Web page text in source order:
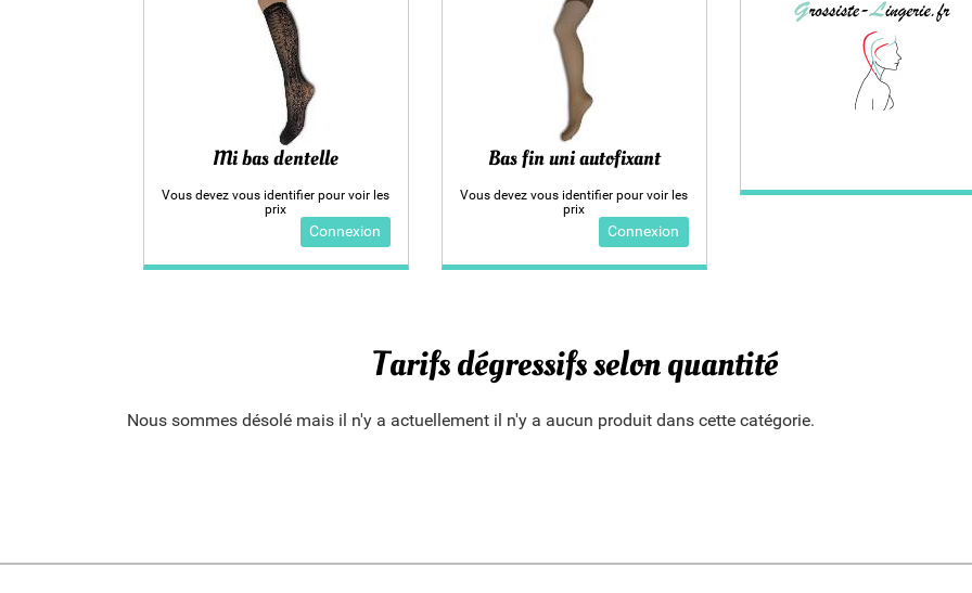
Mi bas dentelle
Vous devez vous identifier pour voir les
prix
Connexion
Bas fin uni autofixant
Vous devez vous identifier pour voir les
prix
Connexion
Tarifs dégressifs selon quantité
Nous sommes désolé mais il n'y a actuellement il n'y a aucun produit dans cette catégorie.